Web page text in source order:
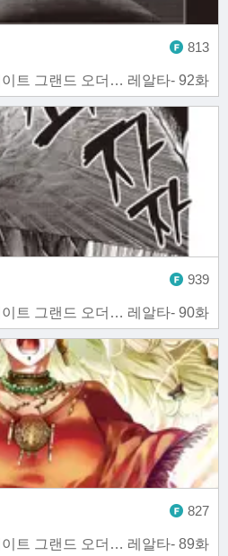
트 그랜드 오더… 레알타- 92화
813
트 그랜드 오더… 레알타- 90화
939
트 그랜드 오더… 레알타- 89화
827